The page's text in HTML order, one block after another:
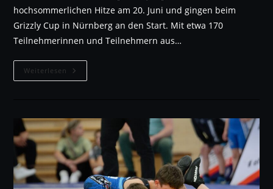
hochsommerlichen Hitze am 20. Juni und gingen beim
Grizzly Cup in Nürnberg an den Start. Mit etwa 170
Teilnehmerinnen und Teilnehmern aus…
Weiterlesen Hitzeschlacht
In